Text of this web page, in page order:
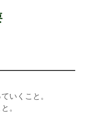
いくこと。
。